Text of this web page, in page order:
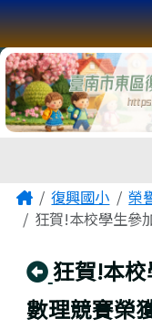
跳至主內容區
臺南市復興
導覽列
主內容區域
Home復興國小
榮
狂賀!本校學生參
回上頁
狂賀!本
數理競賽榮
頁尾區域